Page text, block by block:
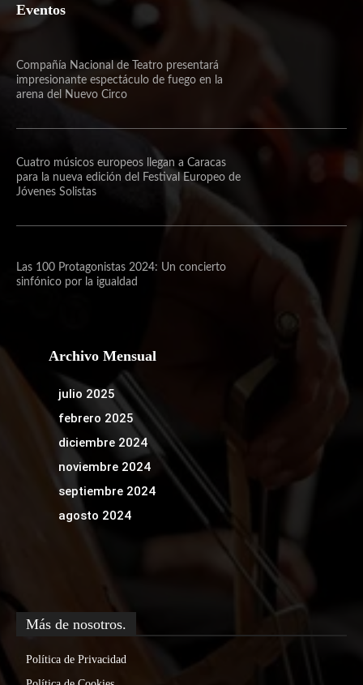
Eventos
Compañía Nacional de Teatro presentará
impresionante espectáculo de fuego en la
arena del Nuevo Circo
Cuatro músicos europeos llegan a Caracas
para la nueva edición del Festival Europeo de
Jóvenes Solistas
Las 100 Protagonistas 2024: Un concierto
sinfónico por la igualdad
Archivo Mensual
julio 2025
febrero 2025
diciembre 2024
noviembre 2024
septiembre 2024
agosto 2024
Más de nosotros.
Política de Privacidad